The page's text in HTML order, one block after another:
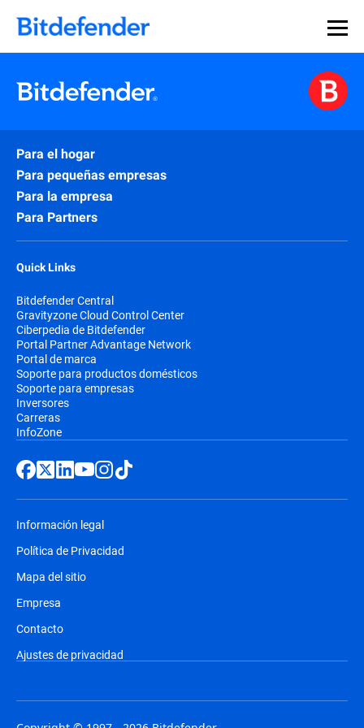
Para el hogar
Para pequeñas empresas
Para la empresa
Para Partners
Quick Links
Bitdefender Central
Gravityzone Cloud Control Center
Ciberpedia de Bitdefender
Portal Partner Advantage Network
Portal de marca
Soporte para productos domésticos
Soporte para empresas
Inversores
Carreras
InfoZone
Información legal
Política de Privacidad
Mapa del sitio
Empresa
Contacto
Ajustes de privacidad